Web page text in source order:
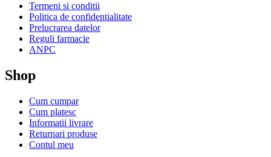
Termeni si conditii
Politica de confidentialitate
Prelucrarea datelor
Reguli farmacie
ANPC
Shop
Cum cumpar
Cum platesc
Informatii livrare
Returnari produse
Contul meu